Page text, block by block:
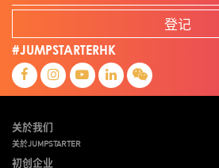
登记
#JUMPSTARTERHK
关於我们
关於JUMPSTARTER
初创企业